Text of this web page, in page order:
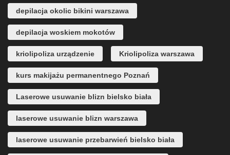
depilacja okolic bikini warszawa
depilacja woskiem mokotów
kriolipoliza urządzenie Kriolipoliza warszawa
kurs makijażu permanentnego Poznań
Laserowe usuwanie blizn bielsko biała
laserowe usuwanie blizn warszawa
laserowe usuwanie przebarwień bielsko biała